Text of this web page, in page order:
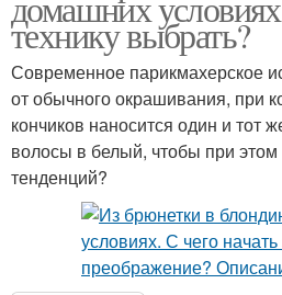
технику выбрать?
Современное парикмахерское
от обычного окрашивания, при
кончиков наносится один и тот
волосы в белый, чтобы при
тенденций?